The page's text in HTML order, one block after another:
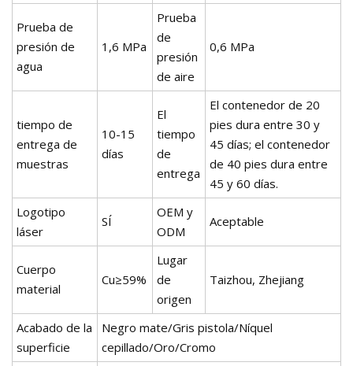
Prueba de
presión de
agua
1,6 MPa
Prueba
de
presión
de aire
0,6 MPa
tiempo de
entrega de
muestras
10-15
días
El
tiempo
de
entrega
El contenedor de 20
pies dura entre 30 y
45 días; el contenedor
de 40 pies dura entre
45 y 60 días.
Logotipo
láser
SÍ
OEM y
ODM
Aceptable
Cuerpo
material
Cu≥59%
Lugar
de
origen
Taizhou, Zhejiang
Acabado de la
superficie
Negro mate/Gris pistola/Níquel
cepillado/Oro/Cromo